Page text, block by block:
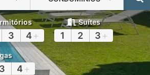
3 4 +
Suítes
1 2 3 +
3 4 +